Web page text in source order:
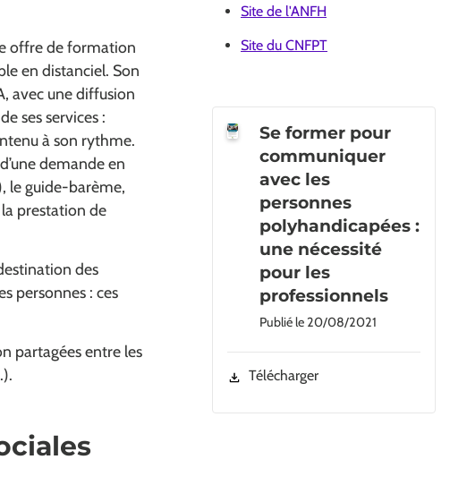
offre de formation
en distanciel. Son
avec une diffusion
ses services :
à son rythme.
demande en
le guide-barème,
prestation de
des
personnes : ces
partagées entre les
Site de l'ANFH
Site du CNFPT
Se former pour
communiquer
avec les
personnes
polyhandicapées :
une nécessité
pour les
professionnels
Publié le 20/08/2021
Télécharger